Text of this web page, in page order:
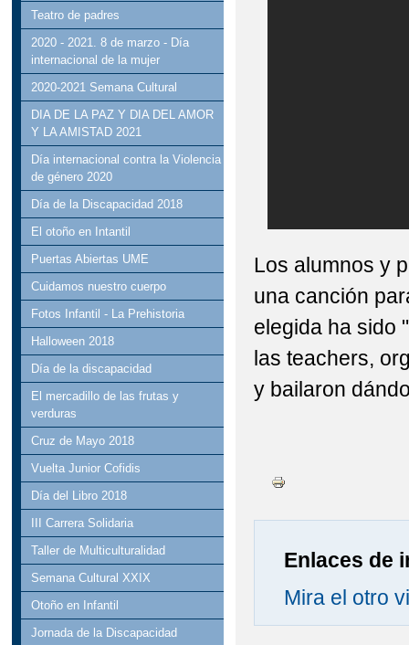
Teatro de padres
2020 - 2021. 8 de marzo - Día
internacional de la mujer
2020-2021 Semana Cultural
DIA DE LA PAZ Y DIA DEL AMOR
Y LA AMISTAD 2021
Día internacional contra la Violencia
de género 2020
Día de la Discapacidad 2018
El otoño en Intantil
Puertas Abiertas UME
Cuidamos nuestro cuerpo
Fotos Infantil - La Prehistoria
Halloween 2018
Día de la discapacidad
El mercadillo de las frutas y
verduras
Cruz de Mayo 2018
Vuelta Junior Cofidis
Día del Libro 2018
III Carrera Solidaria
Taller de Multiculturalidad
Semana Cultural XXIX
Otoño en Infantil
Jornada de la Discapacidad
Los alumnos y
una canción
elegida ha sido
las teachers,
y bailaron
Enlaces de
Mira el otro